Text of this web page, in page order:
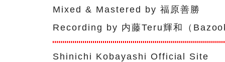
Mixed & Mastered by 福原善勝
Recording by 内藤Teru輝和（
Shinichi Kobayashi Official Site